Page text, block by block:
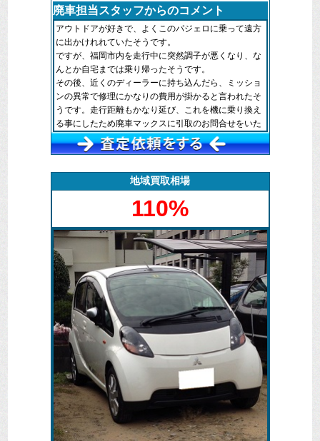
廃車担当スタッフからのコメント
アウトドアが好きで、よくこのパジェロに乗って遠方
に出かけれれていたそうです。
ですが、福岡市内を走行中に突然調子が悪くなり、な
んとか自宅までは乗り帰ったそうです。
その後、近くのディーラーに持ち込んだら、ミッショ
ンの異常で修理にかなりの費用が掛かると言われたそ
うです。走行距離もかなり延び、これを機に乗り換え
る事にしたため廃車マックスに引取のお問合せをいた
だきました。
引取りは積載車で充分積み込みが出来る車輛なので、
ミッションのトラブルで車輛としては活かすのが困難
だったので、中古パーツとして再利用される事となり
ます。その為、お客様には積載費用、抹消手続きにか
かる費用は請求することなく完了することが出来まし
た。
地域買取相場
110%